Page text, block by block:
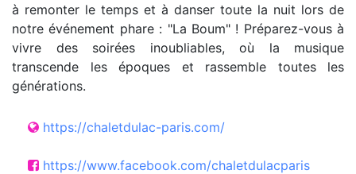
à remonter le temps et à danser toute la nuit lors de
notre événement phare : "La Boum" ! Préparez-vous à
vivre des soirées inoubliables, où la musique
transcende les époques et rassemble toutes les
générations.
https://chaletdulac-paris.com/
https://www.facebook.com/chaletdulacparis